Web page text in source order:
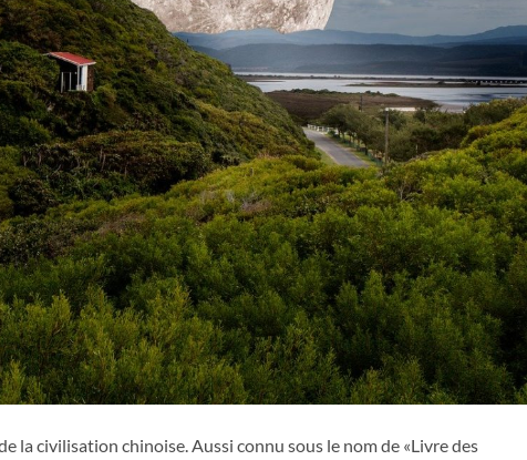
la civilisation chinoise. Aussi connu sous le nom de «Livre des